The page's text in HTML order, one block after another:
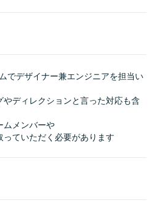
でデザイナー兼エンジニアを担当い
ディレクションと言った対応も含
ムメンバーや
ていただく必要があります